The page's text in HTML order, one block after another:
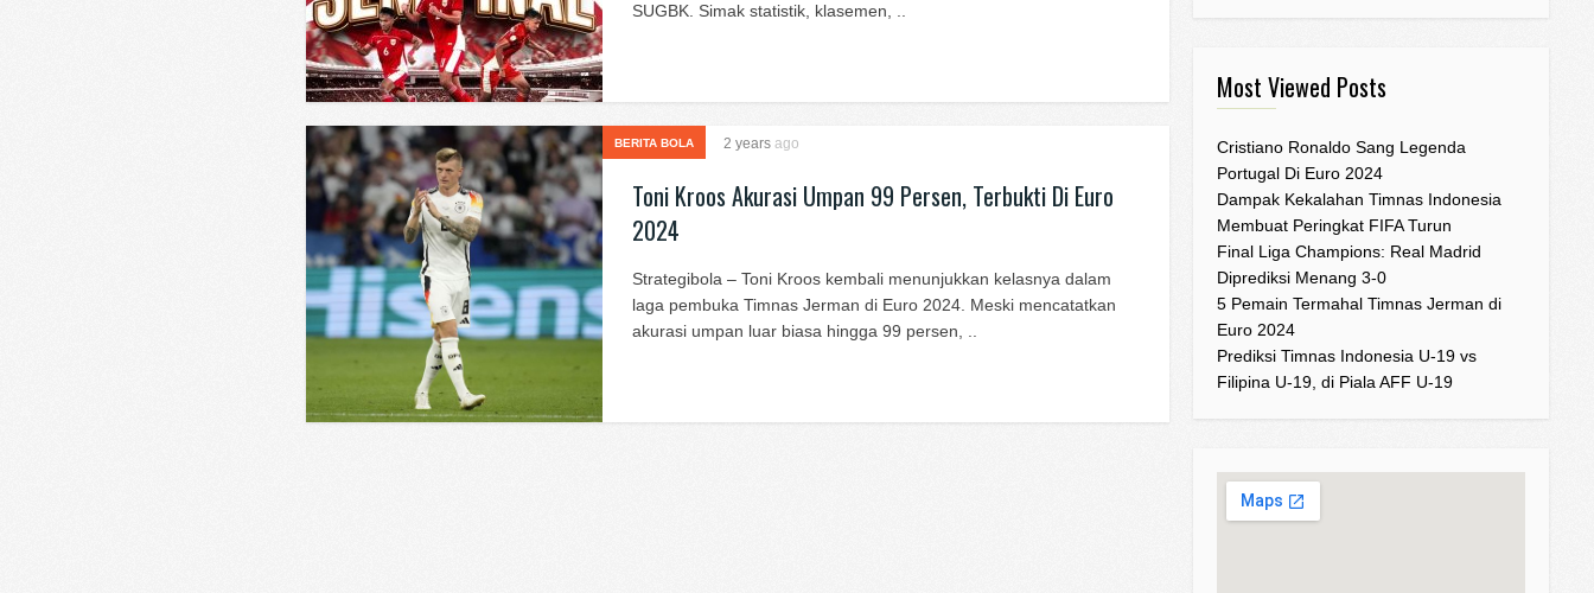
SUGBK. Simak statistik, klasemen, ..
BERITA BOLA 2 years ago
Toni Kroos Akurasi Umpan 99 Persen, Terbukti Di Euro
2024
Strategibola – Toni Kroos kembali menunjukkan kelasnya dalam
laga pembuka Timnas Jerman di Euro 2024. Meski mencatatkan
akurasi umpan luar biasa hingga 99 persen, ..
Most Viewed Posts
Cristiano Ronaldo Sang Legenda
Portugal Di Euro 2024
Dampak Kekalahan Timnas Indonesia
Membuat Peringkat FIFA Turun
Final Liga Champions: Real Madrid
Diprediksi Menang 3-0
5 Pemain Termahal Timnas Jerman di
Euro 2024
Prediksi Timnas Indonesia U-19 vs
Filipina U-19, di Piala AFF U-19